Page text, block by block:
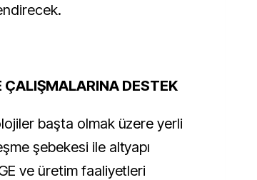
ÇALIŞMALARINA DESTEK
başta olmak üzere yerli
şebekesi ile altyapı
ve üretim faaliyetleri